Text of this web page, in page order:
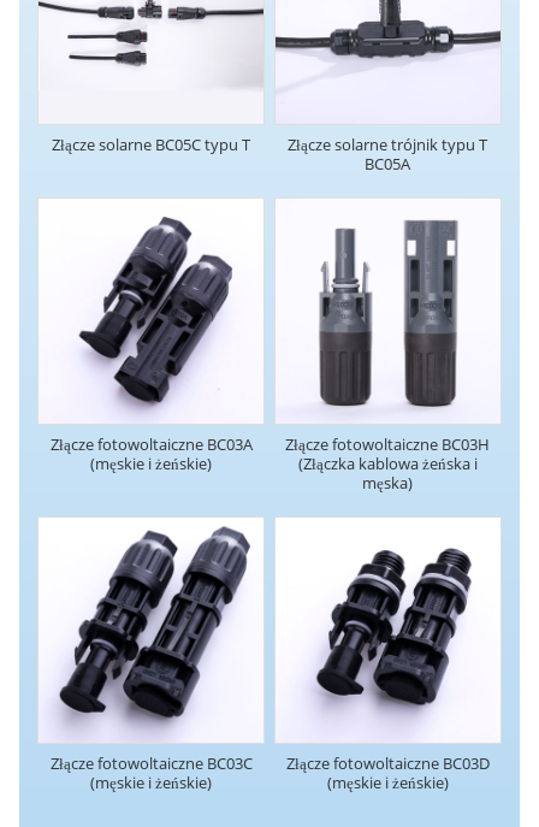
Złącze solarne BC05C typu T
Złącze solarne trójnik typu T
BC05A
Złącze fotowoltaiczne BC03A
(męskie i żeńskie)
Złącze fotowoltaiczne BC03H
(Złączka kablowa żeńska i
męska)
Złącze fotowoltaiczne BC03C
(męskie i żeńskie)
Złącze fotowoltaiczne BC03D
(męskie i żeńskie)